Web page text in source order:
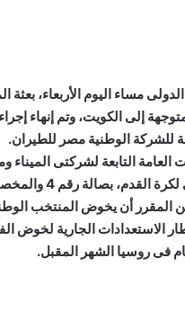
مساء اليوم الأربعاء، بعثة
إلى الكويت، وتم إنهاء
للشركة الوطنية مصر للطيران.
العامة التابعة لشركتى الميناء
بعثة المنتخب الوطنى لكرة
المقرر أن يخوض المنتخب
الاستعدادات الجارية لخوض
فى روسيا الشهر المقبل.